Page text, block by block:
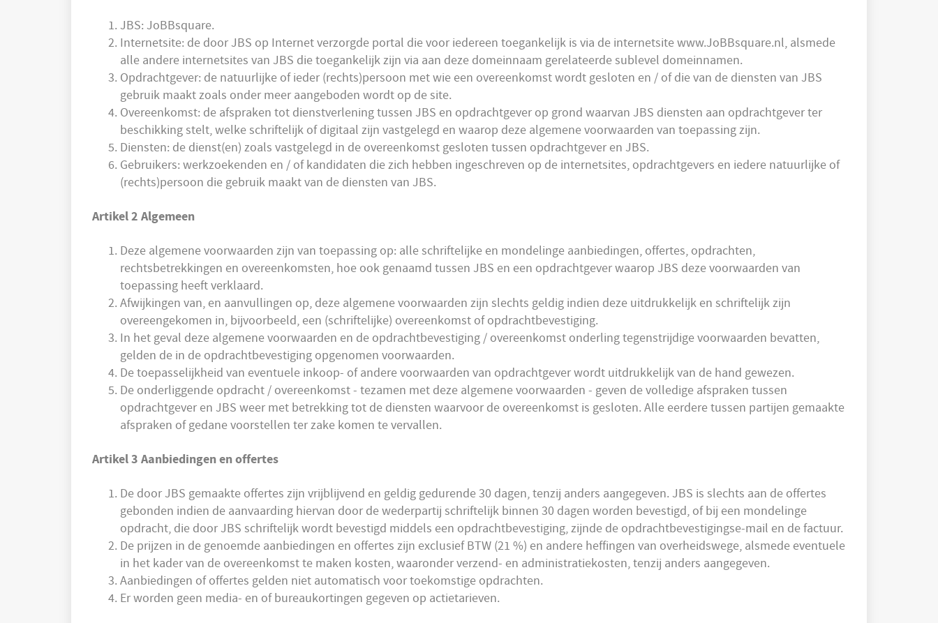
JBS: JoBBsquare.
Internetsite: de door JBS op Internet verzorgde portal die voor iedereen toegankelijk is via de internetsite www.JoBBsquare.nl, alsmede
alle andere internetsites van JBS die toegankelijk zijn via aan deze domeinnaam gerelateerde sublevel domeinnamen.
Opdrachtgever: de natuurlijke of ieder (rechts)persoon met wie een overeenkomst wordt gesloten en / of die van de diensten van JBS
gebruik maakt zoals onder meer aangeboden wordt op de site.
Overeenkomst: de afspraken tot dienstverlening tussen JBS en opdrachtgever op grond waarvan JBS diensten aan opdrachtgever ter
beschikking stelt, welke schriftelijk of digitaal zijn vastgelegd en waarop deze algemene voorwaarden van toepassing zijn.
Diensten: de dienst(en) zoals vastgelegd in de overeenkomst gesloten tussen opdrachtgever en JBS.
Gebruikers: werkzoekenden en / of kandidaten die zich hebben ingeschreven op de internetsites, opdrachtgevers en iedere natuurlijke of
(rechts)persoon die gebruik maakt van de diensten van JBS.
Artikel 2 Algemeen
Deze algemene voorwaarden zijn van toepassing op: alle schriftelijke en mondelinge aanbiedingen, offertes, opdrachten,
rechtsbetrekkingen en overeenkomsten, hoe ook genaamd tussen JBS en een opdrachtgever waarop JBS deze voorwaarden van
toepassing heeft verklaard.
Afwijkingen van, en aanvullingen op, deze algemene voorwaarden zijn slechts geldig indien deze uitdrukkelijk en schriftelijk zijn
overeengekomen in, bijvoorbeeld, een (schriftelijke) overeenkomst of opdrachtbevestiging.
In het geval deze algemene voorwaarden en de opdrachtbevestiging / overeenkomst onderling tegenstrijdige voorwaarden bevatten,
gelden de in de opdrachtbevestiging opgenomen voorwaarden.
De toepasselijkheid van eventuele inkoop- of andere voorwaarden van opdrachtgever wordt uitdrukkelijk van de hand gewezen.
De onderliggende opdracht / overeenkomst - tezamen met deze algemene voorwaarden - geven de volledige afspraken tussen
opdrachtgever en JBS weer met betrekking tot de diensten waarvoor de overeenkomst is gesloten. Alle eerdere tussen partijen gemaakte
afspraken of gedane voorstellen ter zake komen te vervallen.
Artikel 3 Aanbiedingen en offertes
De door JBS gemaakte offertes zijn vrijblijvend en geldig gedurende 30 dagen, tenzij anders aangegeven. JBS is slechts aan de offertes
gebonden indien de aanvaarding hiervan door de wederpartij schriftelijk binnen 30 dagen worden bevestigd, of bij een mondelinge
opdracht, die door JBS schriftelijk wordt bevestigd middels een opdrachtbevestiging, zijnde de opdrachtbevestigingse-mail en de factuur.
De prijzen in de genoemde aanbiedingen en offertes zijn exclusief BTW (21 %) en andere heffingen van overheidswege, alsmede eventuele
in het kader van de overeenkomst te maken kosten, waaronder verzend- en administratiekosten, tenzij anders aangegeven.
Aanbiedingen of offertes gelden niet automatisch voor toekomstige opdrachten.
Er worden geen media- en of bureaukortingen gegeven op actietarieven.